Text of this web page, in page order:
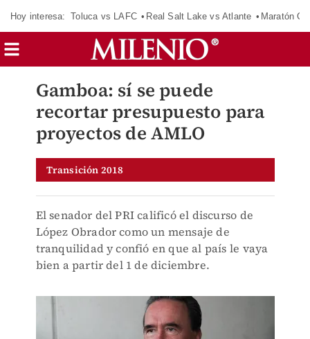
Hoy interesa: Toluca vs LAFC Real Salt Lake vs Atlante Maratón
Gamboa: sí se puede
recortar presupuesto para
proyectos de AMLO
Transición 2018
El senador del PRI calificó el discurso de
López Obrador como un mensaje de
tranquilidad y confió en que al país le vaya
bien a partir del 1 de diciembre.